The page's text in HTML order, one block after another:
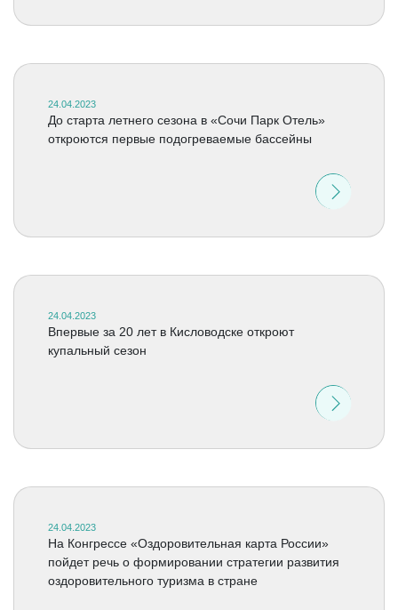
24.04.2023
До старта летнего сезона в «Сочи Парк Отель»
откроются первые подогреваемые бассейны
24.04.2023
Впервые за 20 лет в Кисловодске откроют
купальный сезон
24.04.2023
На Конгрессе «Оздоровительная карта России»
пойдет речь о формировании стратегии развития
оздоровительного туризма в стране